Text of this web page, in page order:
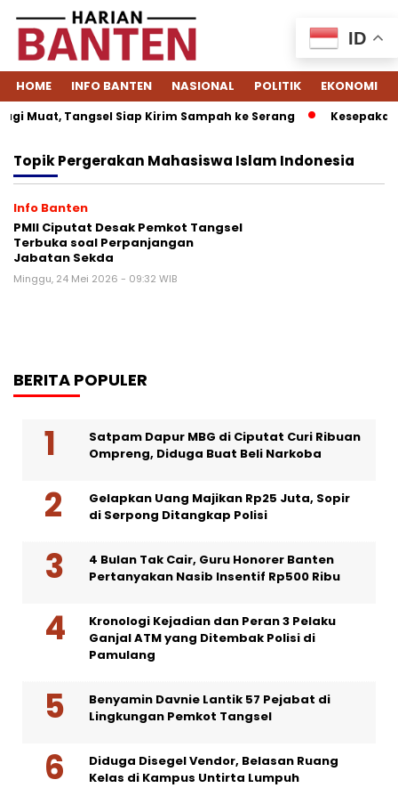
HOME INFO BANTEN NASIONAL POLITIK EKONOMI
Muat, Tangsel Siap Kirim Sampah ke Serang
TopikPergerakan Mahasiswa Islam Indonesia
Info Banten
PMII Ciputat Desak Pemkot Tangsel
Terbuka soal Perpanjangan
Jabatan Sekda
Minggu, 24 Mei 2026 - 09:32 WIB
BERITA POPULER
Satpam Dapur MBG di Ciputat Curi Ribuan
Ompreng, Diduga Buat Beli Narkoba
Gelapkan Uang Majikan Rp25 Juta, Sopir
di Serpong Ditangkap Polisi
4 Bulan Tak Cair, Guru Honorer Banten
Pertanyakan Nasib Insentif Rp500 Ribu
Kronologi Kejadian dan Peran 3 Pelaku
Ganjal ATM yang Ditembak Polisi di
Pamulang
Benyamin Davnie Lantik 57 Pejabat di
Lingkungan Pemkot Tangsel
Diduga Disegel Vendor, Belasan Ruang
Kelas di Kampus Untirta Lumpuh
ID